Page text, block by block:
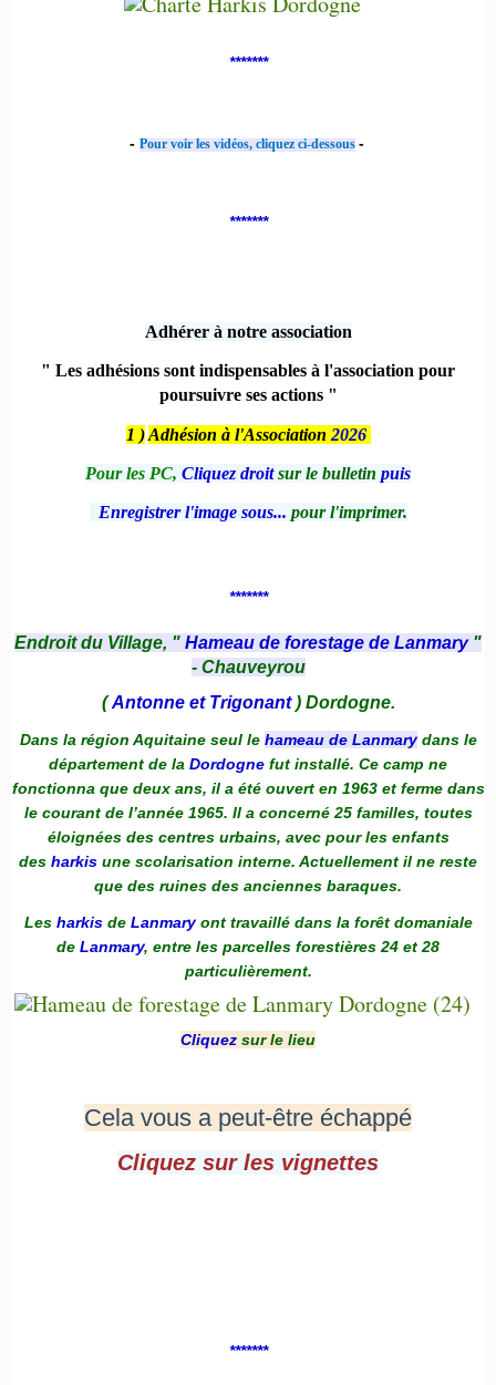
*******
- Pour voir les vidéos, cliquez ci-dessous -
*******
Adhérer à notre association
" Les adhésions sont indispensables à l'association pour
poursuivre ses actions "
1 ) Adhésion à l'Association 2026
Pour les PC, Cliquez droitsur le bulletin puis
Enregistrer l'image sous... pour l'imprimer.
*******
Endroit du Village, " Hameau de forestage de Lanmary "
- Chauveyrou
(Antonne et Trigonant) Dordogne.
Dans la région Aquitaine seul le hameau de Lanmarydans le
département de la Dordogne fut installé. Ce camp ne
fonctionna que deux ans, il a été ouvert en 1963 et ferme dans
le courant de l’année 1965. Il a concerné 25 familles, toutes
éloignées des centres urbains, avec pour les enfants
des harkis une scolarisation interne. Actuellement il ne reste
que des ruines des anciennes baraques.
Les harkis de Lanmaryont travaillé dans la forêt domaniale
de Lanmary, entre les parcelles forestières 24 et 28
particulièrement.
Cliquez sur le lieu
Cela vous a peut-être échappé
Cliquez sur les vignettes
*******